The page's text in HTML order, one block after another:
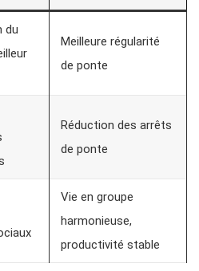
du
Meilleure régularité
de ponte
Réduction des arrêts
de ponte
Vie en groupe
harmonieuse,
productivité stable